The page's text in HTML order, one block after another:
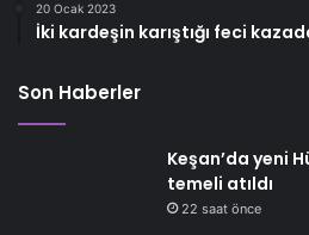
20 Ocak 2023
İki kardeşin karıştığı feci
Son Haberler
Keşan’da yeni
temeli atıldı
22 saat önce